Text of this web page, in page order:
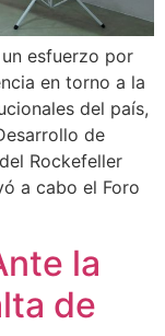
esfuerzo por
en torno a la
del país,
de
Rockefeller
a cabo el Foro
la
de